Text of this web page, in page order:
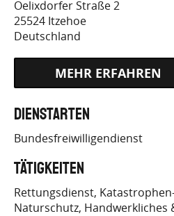
Oelixdorfer Straße 2
25524 Itzehoe
Deutschland
BUFDI.DE/DE/
Dienstarten
Bundesfreiwilligendienst
Tätigkeiten
Rettungsdienst,
Naturschutz Handwerkliches